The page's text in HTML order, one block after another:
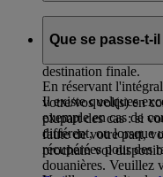
correspondance sur
destination finale.
Il existe quelques
exemple en cas de
différent, ou lorsque
récupérées pour des
douanières. Veuillez
Que se passe-t-
En réservant
votre/vos vol(s) en
plupart des cas : si
faute de votre part,
prochain vol